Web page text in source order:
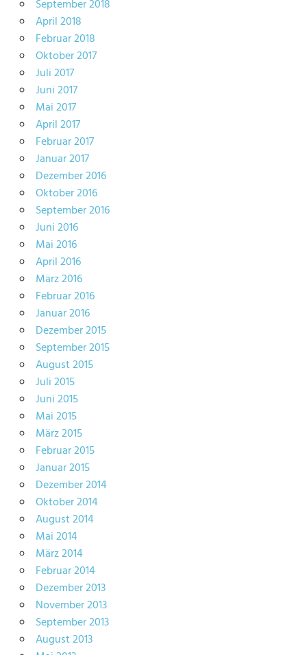
September 2018
April 2018
Februar 2018
Oktober 2017
Juli 2017
Juni 2017
Mai 2017
April 2017
Februar 2017
Januar 2017
Dezember 2016
Oktober 2016
September 2016
Juni 2016
Mai 2016
April 2016
März 2016
Februar 2016
Januar 2016
Dezember 2015
September 2015
August 2015
Juli 2015
Juni 2015
Mai 2015
März 2015
Februar 2015
Januar 2015
Dezember 2014
Oktober 2014
August 2014
Mai 2014
März 2014
Februar 2014
Dezember 2013
November 2013
September 2013
August 2013